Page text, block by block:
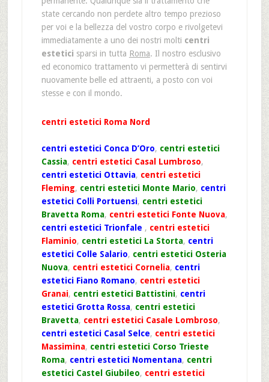
state cercando non perdete altro tempo prezioso
per voi e la bellezza del vostro corpo e rivolgetevi
immediatamente a uno dei nostri molti centri
estetici sparsi in tutta Roma. Il nostro esclusivo
ed economico trattamento vi permetterà di sentirvi
nuovamente belle ed attraenti, a posto con voi
stesse e con il mondo.
centri estetici Roma Nord
centri estetici Conca D’Oro, centri estetici
Cassia, centri estetici Casal Lumbroso,
centri estetici Ottavia, centri estetici
Fleming, centri estetici Monte Mario, centri
estetici Colli Portuensi, centri estetici
Bravetta Roma, centri estetici Fonte Nuova,
centri estetici Trionfale , centri estetici
Flaminio, centri estetici La Storta, centri
estetici Colle Salario, centri estetici Osteria
Nuova, centri estetici Cornelia, centri
estetici Fiano Romano, centri estetici
Granai, centri estetici Battistini, centri
estetici Grotta Rossa, centri estetici
Bravetta, centri estetici Casale Lombroso,
centri estetici Casal Selce, centri estetici
Massimina, centri estetici Corso Trieste
Roma, centri estetici Nomentana, centri
estetici Castel Giubileo, centri estetici